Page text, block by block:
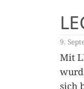
9.
Mit
sich